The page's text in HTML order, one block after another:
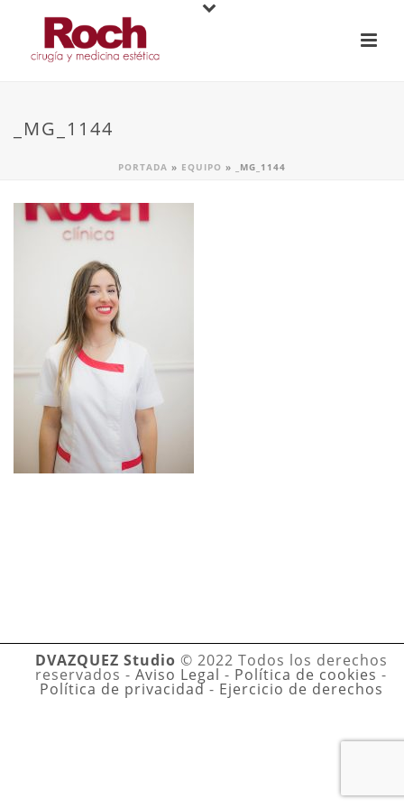
_MG_1144
PORTADA » EQUIPO » _MG_1144
DVAZQUEZ Studio © 2022 Todos los derechos
reservados - Aviso Legal - Política de cookies -
Política de privacidad- Ejercicio de derechos